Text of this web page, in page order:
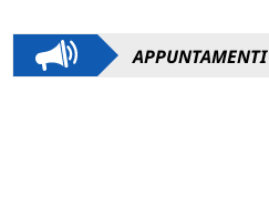
APPUNTAMENTI